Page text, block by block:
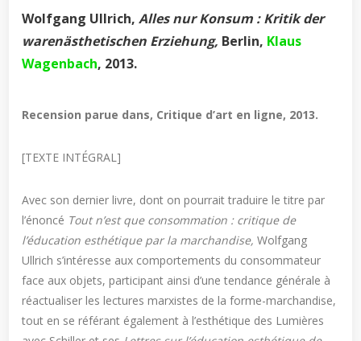
Wolfgang Ullrich,Alles nur Konsum : Kritik der
warenästhetischen Erziehung, Berlin, Klaus
Wagenbach, 2013.
Recension parue dans, Critique d’art en ligne, 2013.
[TEXTE INTÉGRAL]
Avec son dernier livre, dont on pourrait traduire le titre par
l’énoncé Tout n’est que consommation : critique de
l’éducation esthétique par la marchandise, Wolfgang
Ullrich s’intéresse aux comportements du consommateur
face aux objets, participant ainsi d’une tendance générale à
réactualiser les lectures marxistes de la forme-marchandise,
tout en se référant également à l’esthétique des Lumières